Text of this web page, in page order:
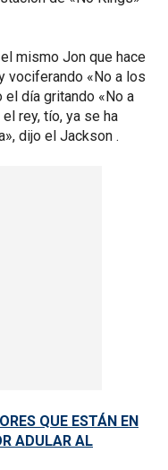
mismo Jon que hace
vociferando «No a los
día gritando «No a
rey, tío, ya se ha
dijo el Jackson .
QUE ESTÁN EN
ADULAR AL